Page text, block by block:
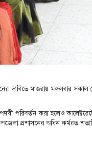
দাবিতে মাগুরায় মঙ্গলবার
পদবী পরিবর্তন করা হলেও
প্রশাসনের অধিন কর্মরত